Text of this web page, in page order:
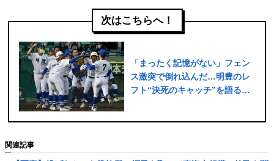
次はこちらへ！
「まったく記憶がない」フェン
ス激突で倒れ込んだ…明豊のレ
フト“決死のキャッチ”を語る
関連記事